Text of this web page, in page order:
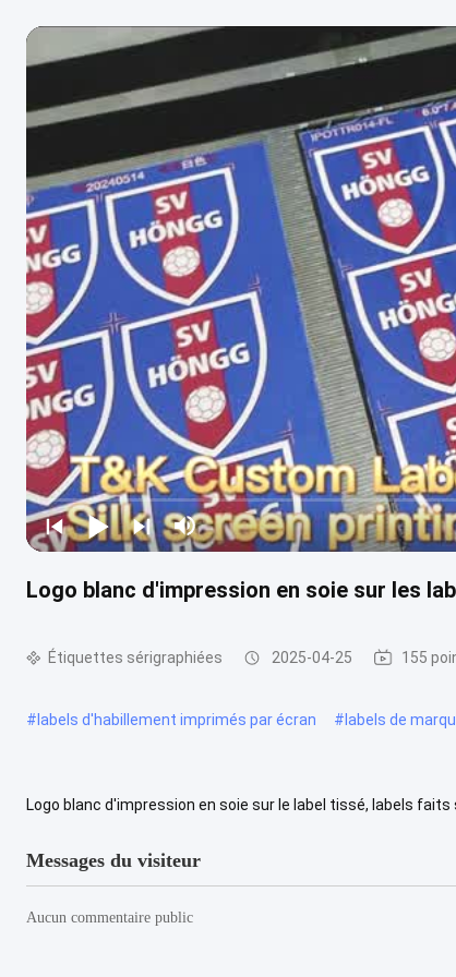
Logo blanc d'impression en soie sur les
Étiquettes sérigraphiées 2025-04-25 155
#labels d'habillement imprimés par écran #labels de
Logo blanc d'impression en soie sur le label tissé, labels
Messages du visiteur
Aucun commentaire public